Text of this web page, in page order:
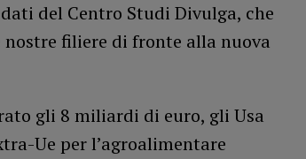
del Centro Studi Divulga, che
filiere di fronte alla nuova
gli 8 miliardi di euro, gli Usa
Ue per l’agroalimentare